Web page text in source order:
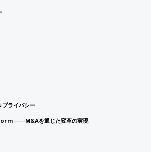
プライバシー
――M&Aを通じた変革の実現